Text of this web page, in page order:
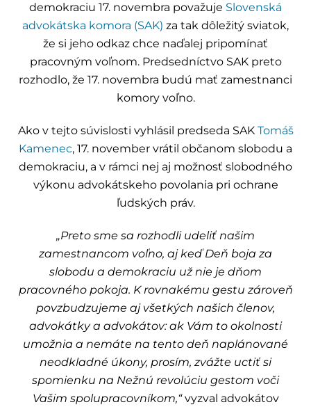
demokraciu 17. novembra považuje Slovenská
advokátska komora (SAK) za tak dôležitý sviatok,
že si jeho odkaz chce naďalej pripomínať
pracovným voľnom. Predsedníctvo SAK preto
rozhodlo, že 17. novembra budú mať zamestnanci
komory voľno.
Ako v tejto súvislosti vyhlásil predseda SAK Tomáš
Kamenec, 17. november vrátil občanom slobodu a
demokraciu, a v rámci nej aj možnosť slobodného
výkonu advokátskeho povolania pri ochrane
ľudských práv.
„Preto sme sa rozhodli udeliť našim
zamestnancom voľno, aj keď Deň boja za
slobodu a demokraciu už nie je dňom
pracovného pokoja. K rovnakému gestu zároveň
povzbudzujeme aj všetkých našich členov,
advokátky a advokátov: ak Vám to okolnosti
umožnia a nemáte na tento deň naplánované
neodkladné úkony, prosím, zvážte uctiť si
spomienku na Nežnú revolúciu gestom voči
Vašim spolupracovníkom,“vyzval advokátov